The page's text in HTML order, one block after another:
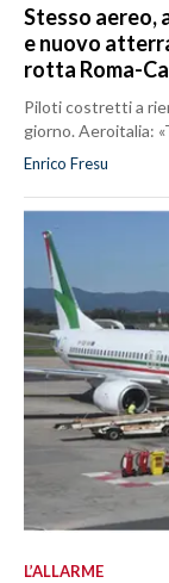
Stesso aereo,
e nuovo
rotta Roma-
Piloti costretti a
giorno. Aeroitalia:
Enrico Fresu
L’ALLARME